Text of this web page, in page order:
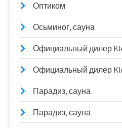
Оптиком
Осьминог, сауна
Официальный дилер
Официальный дилер
Парадиз, сауна
Парадиз, сауна